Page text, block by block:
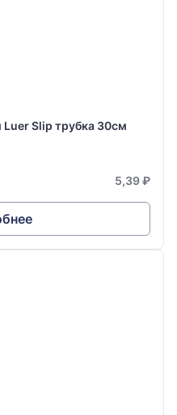
Slip трубка 30см
5,39 ₽